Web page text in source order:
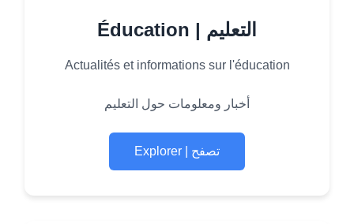
Éducation | التعليم
Actualités et informations sur l'éducation
أخبار ومعلومات حول التعليم
Explorer | تصفح